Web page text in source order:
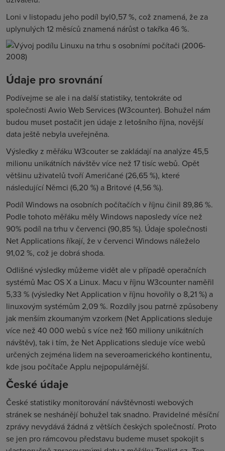
Loni v listopadu jeho podíl byl0,57 %, což znamená, že za
uplynulých 12 měsíců znamená nárůst o takřka 46 %.
Údaje pro srovnání
Podívejme se ale i na další statistiky, tentokráte od
společnosti Awio Web Services (W3counter). Bohužel nám
budou muset postačit jen údaje z letošního října, novější
data ještě nebyla uveřejněna.
Výsledky z měřáku W3couter se zakládají na analýze 45,5
milionu unikátních návštěv více než 17 tisíc webů. Opět
většinu uživatelů tvoří Američané (26,65 %), které
následující Němci (6,20 %) a Britové (4,56 %).
Podíl Windows na osobních počítačích v říjnu činil 89,86 %.
Podle tohoto měřáku měly Windows naposledy více než
90% podíl na trhu v červenci (90,85 %). Údaje společnosti
Net Applications říkají, že v červenci Windows náleželo
91,02 %, což je dobrá shoda.
Odlišné výsledky můžeme vidět ale v případě operačních
systémů Mac OS X a Linux. Macu v říjnu W3counter naměřil
5,33 % (výsledky Net Application v říjnu hovořily o 8,21 %) a
linuxovým systémům 2,09 %. Rozdíly jsou patrně způsobeny
jak menším zkoumaným vzorkem (Net Applications sleduje
více než 40 000 webů s více než 160 miliony unikátních
návštěv), tak i tím, že Net Applications sleduje více webů
určených zejména lidem na severoamerického kontinentu,
kde jsou počítače Applu nejpopulárnější.
České údaje
České statistiky monitorování návštěvnosti webových
stránek se neshánějí bohužel tak snadno. Pravidelné měsíční
zprávy nevydává žádná z větších českých společností. Proto
se jen pro rámcovou představu budeme muset spokojit s